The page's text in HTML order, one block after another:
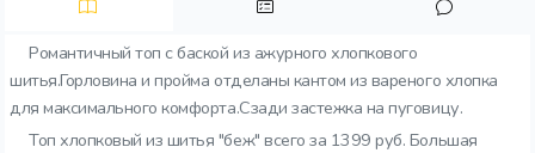
Романтичный топ с баской из ажурного хлопкового
шитья.Горловина и пройма отделаны кантом из вареного хлопка
для максимального комфорта.Сзади застежка на пуговицу.
Топ хлопковый из шитья "беж" всего за 1399 руб. Большая